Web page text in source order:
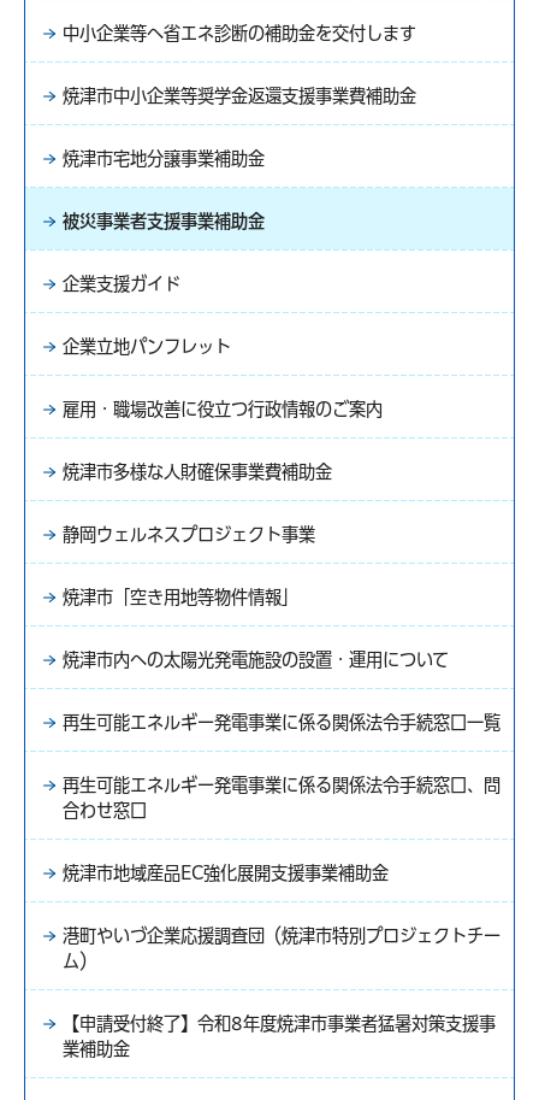
中小企業等へ省エネ診断の補助金を交付します
焼津市中小企業等奨学金返還支援事業費補助金
焼津市宅地分譲事業補助金
被災事業者支援事業補助金
企業支援ガイド
企業立地パンフレット
雇用・職場改善に役立つ行政情報のご案内
焼津市多様な人財確保事業費補助金
静岡ウェルネスプロジェクト事業
焼津市「空き用地等物件情報」
焼津市内への太陽光発電施設の設置・運用について
再生可能エネルギー発電事業に係る関係法令手続窓口一覧
再生可能エネルギー発電事業に係る関係法令手続窓口、問
合わせ窓口
焼津市地域産品EC強化展開支援事業補助金
港町やいづ企業応援調査団（焼津市特別プロジェクトチー
ム）
【申請受付終了】令和8年度焼津市事業者猛暑対策支援事
業補助金